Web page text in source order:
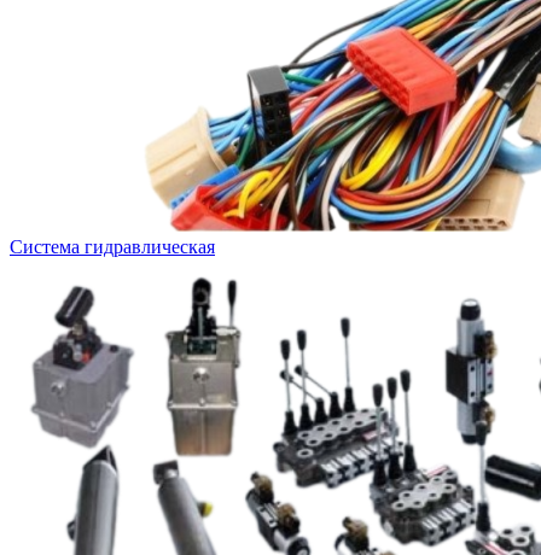
Система гидравлическая